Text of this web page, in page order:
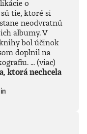
o
tie, ktoré si
neodvratnú
albumy. V
bol účinok
doplnil na
...(viac)
ktorá nechcela